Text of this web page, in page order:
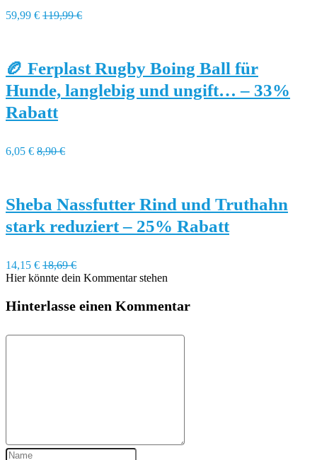
59,99 € 119,99 €
🏉 Ferplast Rugby Boing Ball für
Hunde, langlebig und ungift… – 33%
Rabatt
6,05 € 8,90 €
Sheba Nassfutter Rind und Truthahn
stark reduziert – 25% Rabatt
14,15 € 18,69 €
Hier könnte dein Kommentar stehen
Hinterlasse einen Kommentar